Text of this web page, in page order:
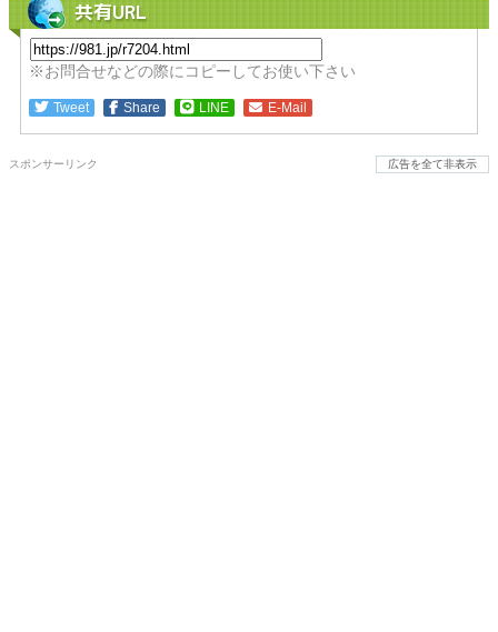
共有URL
※お問合せなどの際にコピーしてお使い下さい
Tweet Share LINE E-Mail
スポンサーリンク 広告を全て非表示